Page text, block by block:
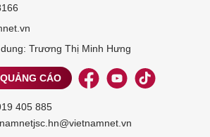
Trương Thị Minh Hưng
CÁO
405 885